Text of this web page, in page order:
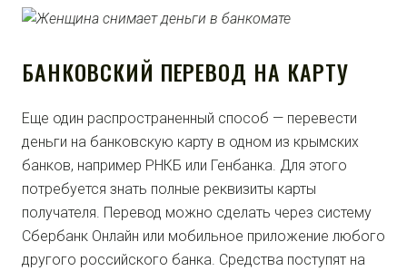
БАНКОВСКИЙ ПЕРЕВОД НА КАРТУ
Еще один распространенный способ — перевести
деньги на банковскую карту в одном из крымских
банков, например РНКБ или Генбанка. Для этого
потребуется знать полные реквизиты карты
получателя. Перевод можно сделать через систему
Сбербанк Онлайн или мобильное приложение любого
другого российского банка. Средства поступят на